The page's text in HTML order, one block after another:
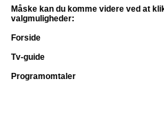
Måske kan du komme videre ved at
valgmuligheder:
Forside
Tv-guide
Programomtaler